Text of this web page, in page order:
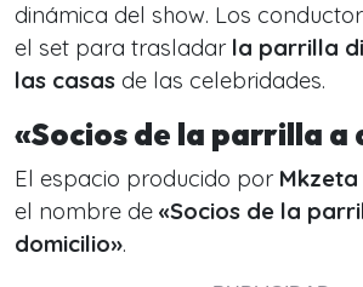
dinámica del show. Los
el set para trasladar la parrilla
las casas de las celebridades.
«Socios de la parrilla a
El espacio producido por Mkzeta
el nombre de «Socios de la
domicilio».